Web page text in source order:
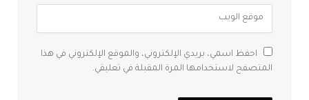
احفظ اسمي، بريدي الإلكتروني، والموقع الإلكتروني في هذا
المتصفح لاستخدامها المرة المقبلة في تعليقي.